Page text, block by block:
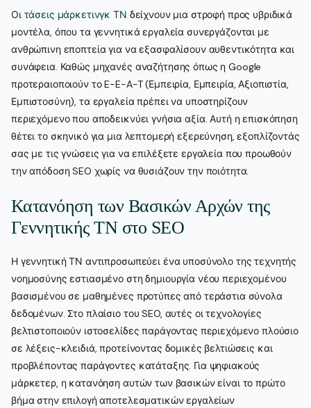
Οι τάσεις μάρκετινγκ ΤΝ δείχνουν μια στροφή προς υβριδικά
μοντέλα, όπου τα γεννητικά εργαλεία συνεργάζονται με
ανθρώπινη εποπτεία για να εξασφαλίσουν αυθεντικότητα και
συνάφεια. Καθώς μηχανές αναζήτησης όπως η Google
προτεραιοποιούν το E-E-A-T (Εμπειρία, Εμπειρία, Αξιοπιστία,
Εμπιστοσύνη), τα εργαλεία πρέπει να υποστηρίζουν
περιεχόμενο που αποδεικνύει γνήσια αξία. Αυτή η επισκόπηση
θέτει το σκηνικό για μια λεπτομερή εξερεύνηση, εξοπλίζοντάς
σας με τις γνώσεις για να επιλέξετε εργαλεία που προωθούν
την απόδοση SEO χωρίς να θυσιάζουν την ποιότητα.
Κατανόηση των Βασικών Αρχών της
Γεννητικής ΤΝ στο SEO
Η γεννητική ΤΝ αντιπροσωπεύει ένα υποσύνολο της τεχνητής
νοημοσύνης εστιασμένο στη δημιουργία νέου περιεχομένου
βασισμένου σε μαθημένες προτύπες από τεράστια σύνολα
δεδομένων. Στο πλαίσιο του SEO, αυτές οι τεχνολογίες
βελτιστοποιούν ιστοσελίδες παράγοντας περιεχόμενο πλούσιο
σε λέξεις-κλειδιά, προτείνοντας δομικές βελτιώσεις και
προβλέποντας παράγοντες κατάταξης. Για ψηφιακούς
μάρκετερ, η κατανόηση αυτών των βασικών είναι το πρώτο
βήμα στην επιλογή αποτελεσματικών εργαλείων